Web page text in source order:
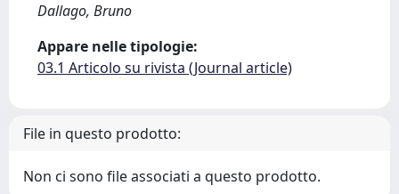
Dallago, Bruno
Appare nelle tipologie:
03.1 Articolo su rivista (Journal article)
File in questo prodotto:
Non ci sono file associati a questo prodotto.